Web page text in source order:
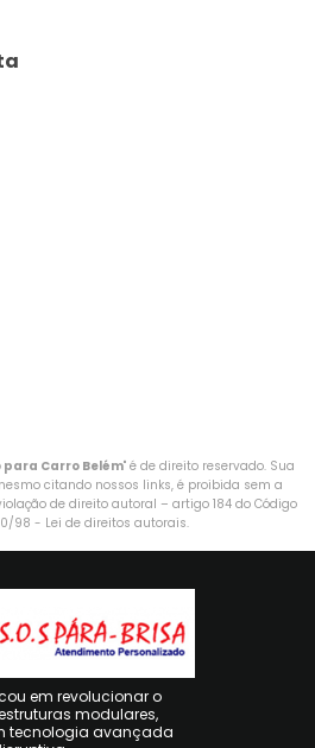
Carro Belém" é de direito reservado. Sua
citando nossos links, é proibida sem a
de direito autoral – artigo 184 do Código
98 - Lei de direitos autorais.
em revolucionar o
modulares,
tecnologia avançada